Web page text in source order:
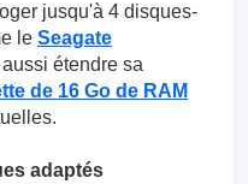
jusqu'à 4 disques-
le Seagate
étendre sa
de 16 Go de RAM
adaptés